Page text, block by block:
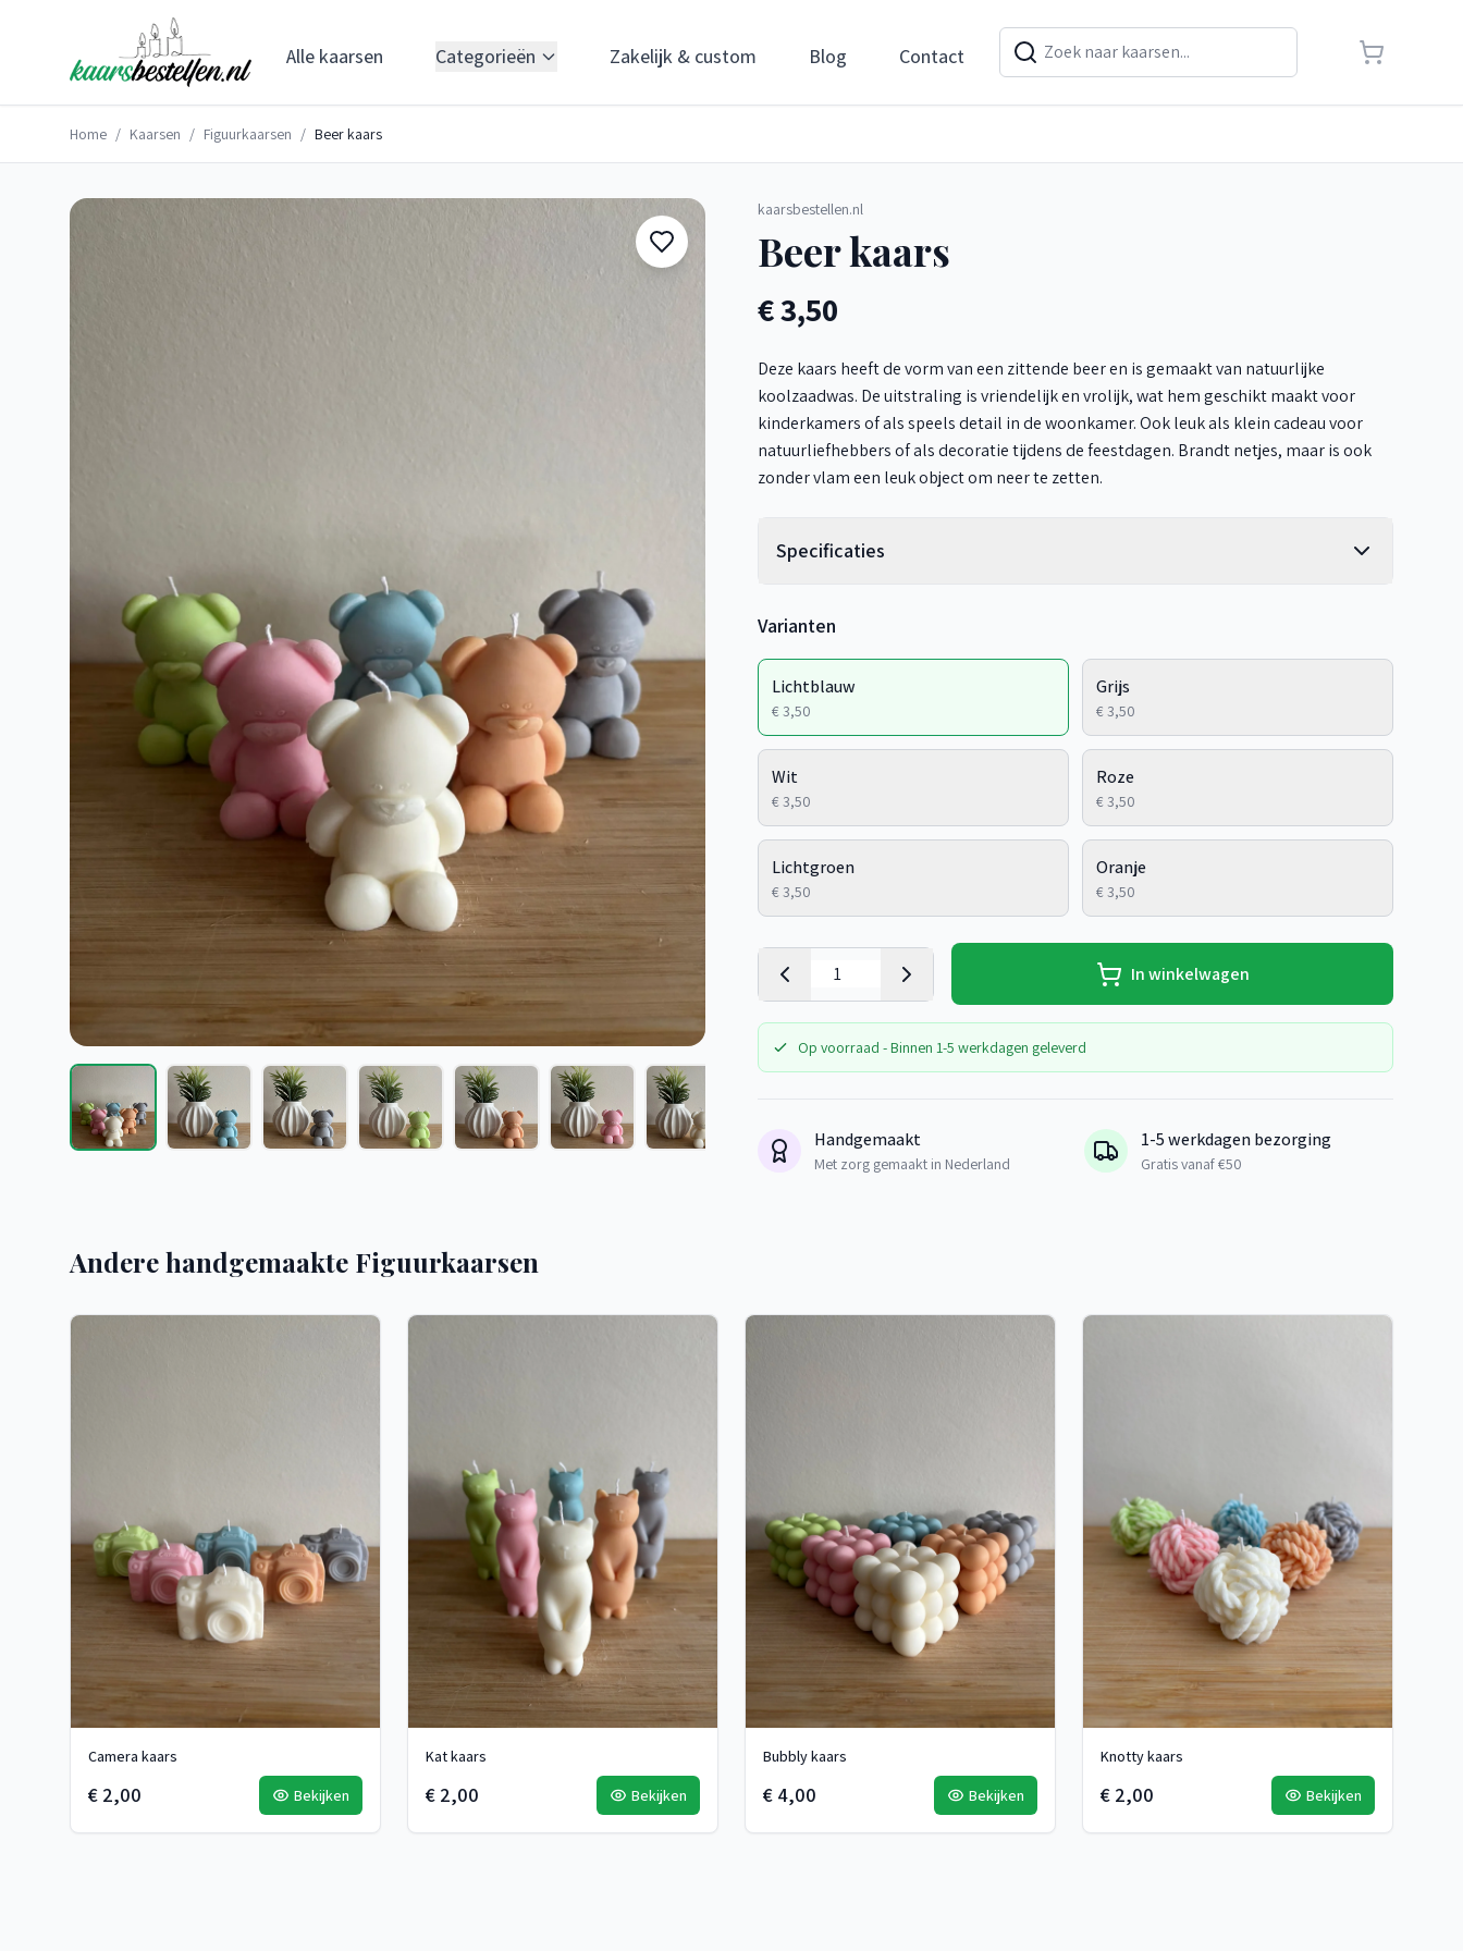
Alle kaarsen Categorieën Zakelijk & custom Blog Contact
Home / Kaarsen / Figuurkaarsen / Beer kaars
kaarsbestellen.nl
Beer kaars
€ 3,50
Deze kaars heeft de vorm van een zittende beer en is gemaakt van natuurlijke
koolzaadwas. De uitstraling is vriendelijk en vrolijk, wat hem geschikt maakt voor
kinderkamers of als speels detail in de woonkamer. Ook leuk als klein cadeau voor
natuurliefhebbers of als decoratie tijdens de feestdagen. Brandt netjes, maar is ook
zonder vlam een leuk object om neer te zetten.
Specificaties
Varianten
Lichtblauw
€ 3,50
Grijs
€ 3,50
Wit
€ 3,50
Roze
€ 3,50
Lichtgroen
€ 3,50
Oranje
€ 3,50
In winkelwagen
Op voorraad - Binnen 1-5 werkdagen geleverd
Handgemaakt
Met zorg gemaakt in Nederland
1-5 werkdagen bezorging
Gratis vanaf €50
Andere handgemaakte Figuurkaarsen
Camera kaars
€ 2,00 Bekijken
Kat kaars
€ 2,00 Bekijken
Bubbly kaars
€ 4,00 Bekijken
Knotty kaars
€ 2,00 Bekijken